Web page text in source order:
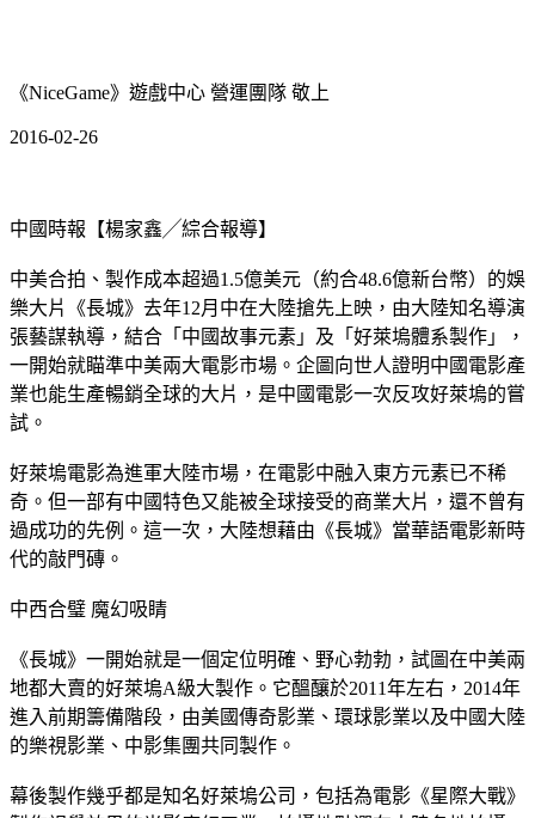
《NiceGame》遊戲中心 營運團隊 敬上
2016-02-26
中國時報【楊家鑫╱綜合報導】
中美合拍、製作成本超過1.5億美元（約合48.6億新台幣）的娛
樂大片《長城》去年12月中在大陸搶先上映，由大陸知名導演
張藝謀執導，結合「中國故事元素」及「好萊塢體系製作」，
一開始就瞄準中美兩大電影市場。企圖向世人證明中國電影產
業也能生產暢銷全球的大片，是中國電影一次反攻好萊塢的嘗
試。
好萊塢電影為進軍大陸市場，在電影中融入東方元素已不稀
奇。但一部有中國特色又能被全球接受的商業大片，還不曾有
過成功的先例。這一次，大陸想藉由《長城》當華語電影新時
代的敲門磚。
中西合璧 魔幻吸睛
《長城》一開始就是一個定位明確、野心勃勃，試圖在中美兩
地都大賣的好萊塢A級大製作。它醞釀於2011年左右，2014年
進入前期籌備階段，由美國傳奇影業、環球影業以及中國大陸
的樂視影業、中影集團共同製作。
幕後製作幾乎都是知名好萊塢公司，包括為電影《星際大戰》